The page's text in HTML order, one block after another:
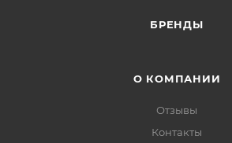
БРЕНДЫ
О КОМПАНИИ
Отзывы
Контакты